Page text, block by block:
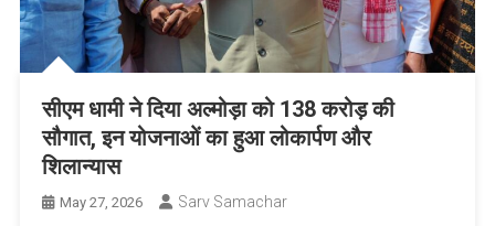
सीएम धामी ने दिया अल्मोड़ा को 138 करोड़ की
सौगात, इन योजनाओं का हुआ लोकार्पण और
शिलान्यास
May 27, 2026 Sarv Samachar